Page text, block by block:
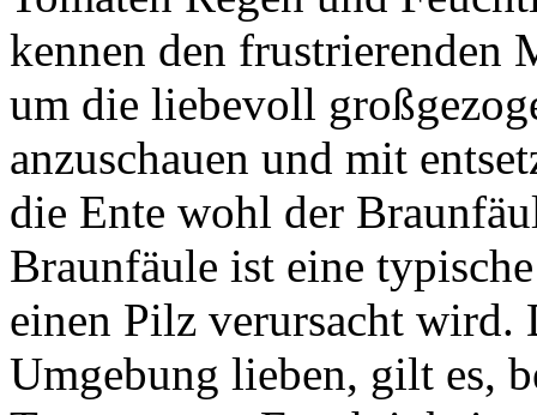
kennen den frustrierenden
um die liebevoll
anzuschauen und mit
die Ente wohl der
Braunfäule ist eine
einen Pilz verursacht wird.
Umgebung lieben, gilt es,